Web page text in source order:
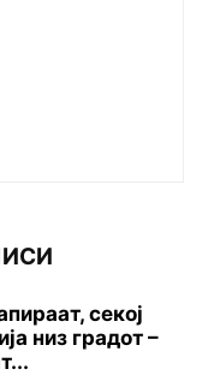
секој
низ градот –